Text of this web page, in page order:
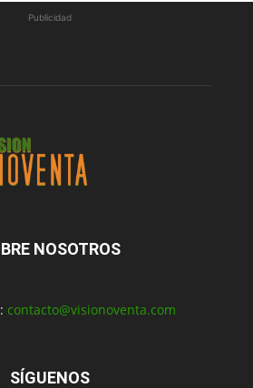
Publicidad
NOSOTROS
contacto@visionoventa.com
SÍGUENOS